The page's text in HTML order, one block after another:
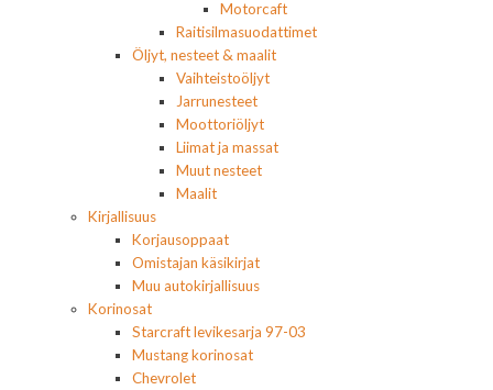
Motorcaft
Raitisilmasuodattimet
Öljyt, nesteet & maalit
Vaihteistoöljyt
Jarrunesteet
Moottoriöljyt
Liimat ja massat
Muut nesteet
Maalit
Kirjallisuus
Korjausoppaat
Omistajan käsikirjat
Muu autokirjallisuus
Korinosat
Starcraft levikesarja 97-03
Mustang korinosat
Chevrolet